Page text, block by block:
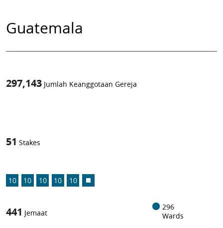
Guatemala
297,143 Jumlah Keanggotaan Gereja
51 Stakes
10 10 10 10 10
441 Jemaat
296
Wards